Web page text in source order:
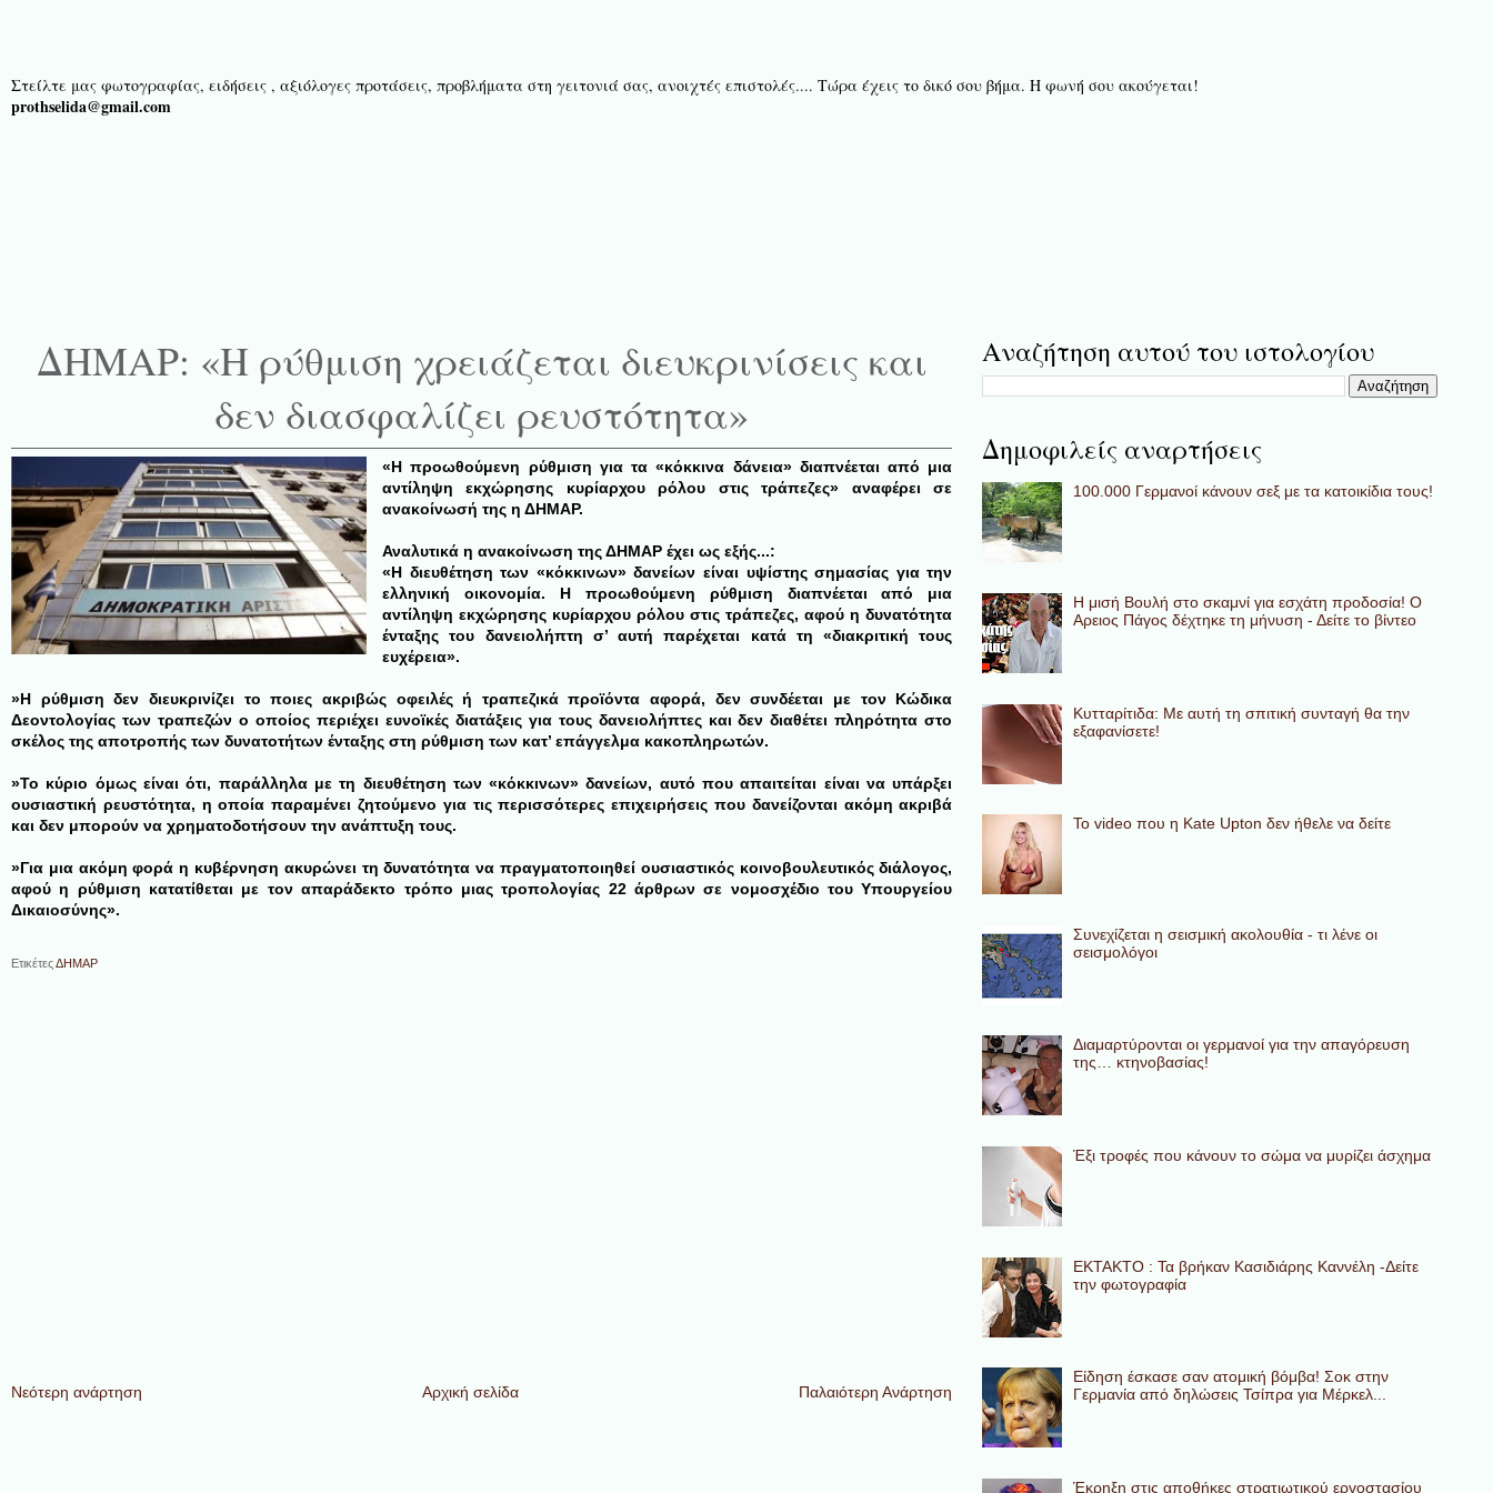
Στείλτε μας φωτογραφίας, ειδήσεις , αξιόλογες προτάσεις, προβλήματα στη γειτονιά σας, ανοιχτές επιστολές.... Τώρα έχεις το δικό σου βήμα. Η φωνή σου ακούγεται!
prothselida@gmail.com
ΔΗΜΑΡ: «Η ρύθμιση χρειάζεται διευκρινίσεις και
δεν διασφαλίζει ρευστότητα»
«Η προωθούμενη ρύθμιση για τα «κόκκινα δάνεια» διαπνέεται από μια
αντίληψη εκχώρησης κυρίαρχου ρόλου στις τράπεζες» αναφέρει σε
ανακοίνωσή της η ΔΗΜΑΡ.
Αναλυτικά η ανακοίνωση της ΔΗΜΑΡ έχει ως εξής...:
«Η διευθέτηση των «κόκκινων» δανείων είναι υψίστης σημασίας για την
ελληνική οικονομία. Η προωθούμενη ρύθμιση διαπνέεται από μια
αντίληψη εκχώρησης κυρίαρχου ρόλου στις τράπεζες, αφού η δυνατότητα
ένταξης του δανειολήπτη σ’ αυτή παρέχεται κατά τη «διακριτική τους
ευχέρεια».
»Η ρύθμιση δεν διευκρινίζει το ποιες ακριβώς οφειλές ή τραπεζικά προϊόντα αφορά, δεν συνδέεται με τον Κώδικα
Δεοντολογίας των τραπεζών ο οποίος περιέχει ευνοϊκές διατάξεις για τους δανειολήπτες και δεν διαθέτει πληρότητα στο
σκέλος της αποτροπής των δυνατοτήτων ένταξης στη ρύθμιση των κατ’ επάγγελμα κακοπληρωτών.
»Το κύριο όμως είναι ότι, παράλληλα με τη διευθέτηση των «κόκκινων» δανείων, αυτό που απαιτείται είναι να υπάρξει
ουσιαστική ρευστότητα, η οποία παραμένει ζητούμενο για τις περισσότερες επιχειρήσεις που δανείζονται ακόμη ακριβά
και δεν μπορούν να χρηματοδοτήσουν την ανάπτυξη τους.
»Για μια ακόμη φορά η κυβέρνηση ακυρώνει τη δυνατότητα να πραγματοποιηθεί ουσιαστικός κοινοβουλευτικός διάλογος,
αφού η ρύθμιση κατατίθεται με τον απαράδεκτο τρόπο μιας τροπολογίας 22 άρθρων σε νομοσχέδιο του Υπουργείου
Δικαιοσύνης».
ΕτικέτεςΔΗΜΑΡ
Νεότερη ανάρτηση Παλαιότερη Ανάρτηση
Αρχική σελίδα
Αναζήτηση αυτού του ιστολογίου
Δημοφιλείς αναρτήσεις
100.000 Γερμανοί κάνουν σεξ με τα κατοικίδια τους!
Η μισή Βουλή στο σκαμνί για εσχάτη προδοσία! Ο
Αρειος Πάγος δέχτηκε τη μήνυση - Δείτε το βίντεο
Κυτταρίτιδα: Με αυτή τη σπιτική συνταγή θα την
εξαφανίσετε!
To video που η Kate Upton δεν ήθελε να δείτε
Συνεχίζεται η σεισμική ακολουθία - τι λένε οι
σεισμολόγοι
Διαμαρτύρονται οι γερμανοί για την απαγόρευση
της… κτηνοβασίας!
Έξι τροφές που κάνουν το σώμα να μυρίζει άσχημα
ΕΚΤΑΚΤΟ : Τα βρήκαν Κασιδιάρης Καννέλη -Δείτε
την φωτογραφία
Eίδηση έσκασε σαν ατομική βόμβα! Σοκ στην
Γερμανία από δηλώσεις Τσίπρα για Μέρκελ...
Έκρηξη στις αποθήκες στρατιωτικού εργοστασίου